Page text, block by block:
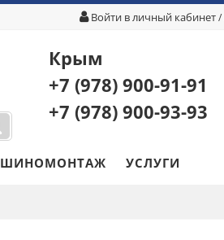
Войти в личный кабинет/
Крым
+7 (978)900-91-91
+7 (978)900-93-93
ШИНОМОНТАЖ УСЛУГИ